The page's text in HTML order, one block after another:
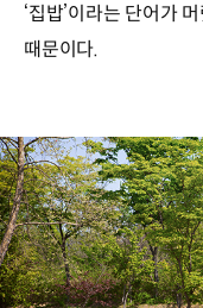
‘집밥’이라는 단어가
때문이다.